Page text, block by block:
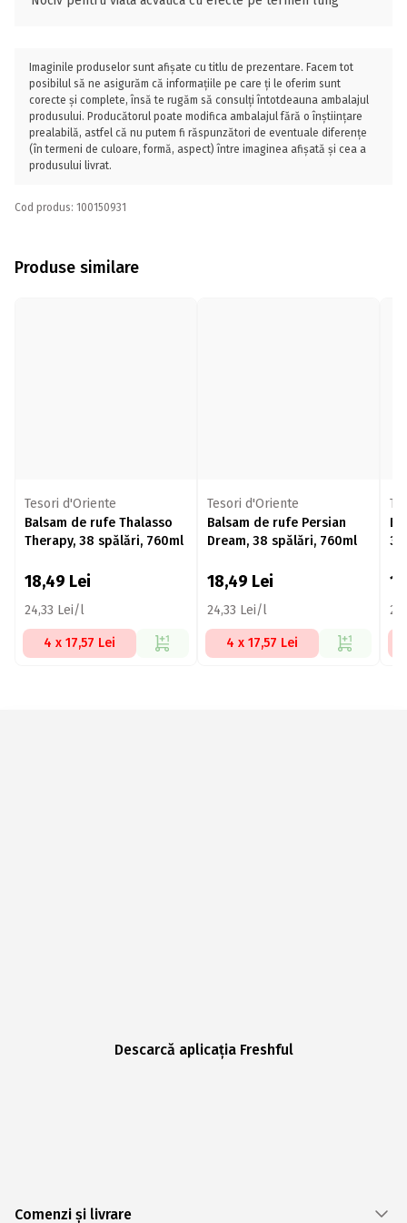
Imaginile produselor sunt afișate cu titlu de prezentare. Facem tot
posibilul să ne asigurăm că informațiile pe care ți le oferim sunt
corecte și complete, însă te rugăm să consulți întotdeauna ambalajul
produsului. Producătorul poate modifica ambalajul fără o înștiințare
prealabilă, astfel că nu putem fi răspunzători de eventuale diferențe
(în termeni de culoare, formă, aspect) între imaginea afișată și cea a
produsului livrat.
Cod produs: 100150931
Produse similare
Tesori d'Oriente
Balsam de rufe Thalasso
Therapy, 38 spălări, 760ml
18,49 Lei
24,33 Lei/l
4 x 17,57 Lei
Tesori d'Oriente
Balsam de rufe Persian
Dream, 38 spălări, 760ml
18,49 Lei
24,33 Lei/l
4 x 17,57 Lei
Descarcă aplicația Freshful
Comenzi și livrare